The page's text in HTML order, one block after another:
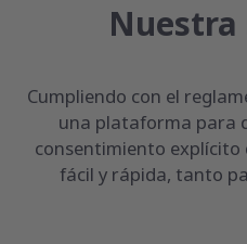
Cumpliendo con el
una plataforma para
consentimiento explícito
fácil y rápida, tanto